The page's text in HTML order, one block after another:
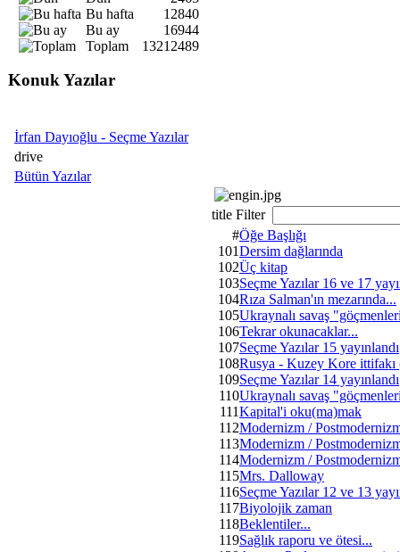
Bu hafta
12840
Bu ay
16944
Toplam
13212489
Konuk Yazılar
İrfan Dayıoğlu - Seçme Yazılar
drive
Bütün Yazılar
title Filter
#Öğe Başlığı
101Dersim dağlarında
102Üç kitap
103Seçme Yazılar 16 ve 17
104Rıza Salman'ın mezarında...
105Ukraynalı savaş
106Tekrar okunacaklar...
107Seçme Yazılar 15 yayınlandı
108Rusya - Kuzey Kore ittifakı
109Seçme Yazılar 14 yayınlandı
110Ukraynalı savaş
111Kapital'i oku(ma)mak
112Modernizm /
113Modernizm /
114Modernizm /
115Mrs. Dalloway
116Seçme Yazılar 12 ve 13
117Biyolojik zaman
118Beklentiler...
119Sağlık raporu ve ötesi...